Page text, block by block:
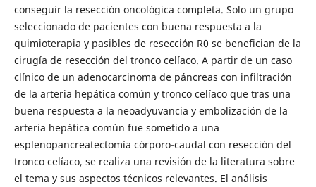
conseguir la resección oncológica completa. Solo un grupo
seleccionado de pacientes con buena respuesta a la
quimioterapia y pasibles de resección R0 se benefician de la
cirugía de resección del tronco celíaco. A partir de un caso
clínico de un adenocarcinoma de páncreas con infiltración
de la arteria hepática común y tronco celíaco que tras una
buena respuesta a la neoadyuvancia y embolización de la
arteria hepática común fue sometido a una
esplenopancreatectomía córporo-caudal con resección del
tronco celíaco, se realiza una revisión de la literatura sobre
el tema y sus aspectos técnicos relevantes. El análisis